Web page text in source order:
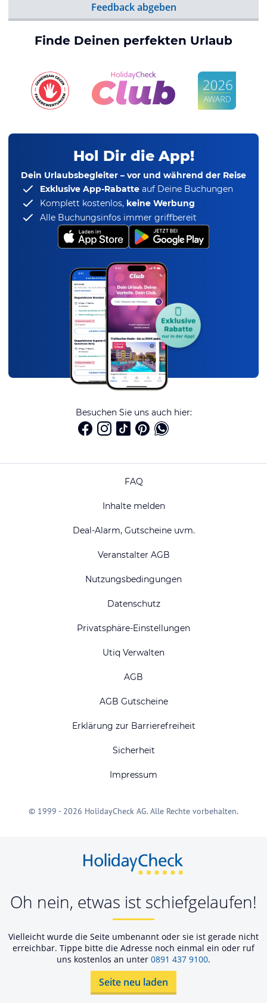
Feedback abgeben
Finde Deinen perfekten Urlaub
Hol Dir die App!
Dein Urlaubsbegleiter – vor und während der Reise
Exklusive App-Rabatte auf Deine Buchungen
Komplett kostenlos, keine Werbung
Alle Buchungsinfos immer griffbereit
Besuchen Sie uns auch hier:
FAQ
Inhalte melden
Deal-Alarm, Gutscheine uvm.
Veranstalter AGB
Nutzungsbedingungen
Datenschutz
Privatsphäre-Einstellungen
Utiq Verwalten
AGB
AGB Gutscheine
Erklärung zur Barrierefreiheit
Sicherheit
Impressum
© 1999 - 2026 HolidayCheck AG. Alle Rechte vorbehalten.
Oh nein, etwas ist schiefgelaufen!
Vielleicht wurde die Seite umbenannt oder sie ist gerade nicht
erreichbar. Tippe bitte die Adresse noch einmal ein oder ruf
uns kostenlos an unter 0891 437 9100.
Seite neu laden